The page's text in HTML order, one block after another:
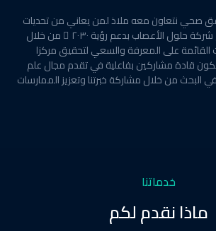
صحي نتعاون معه ملاذ لمن يعاني من تحديات
الأمراض العصبية. تلتزم شركة حلول الأعصاب بدعم رؤية ٢٠٣٠ ً من خلال
القائمة على المعرفة والسعي لتحقيق مركزا
قادة مشاركين بفاعلية في تقدم مجال علم
البحث من خلال مشاركة خبرتنا وتعزيز الممارسات
خدماتنا
ماذا نقدم لكم